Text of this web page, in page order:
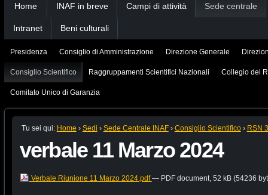
Home INAF in breve Campi di attività Sede centrale
Intranet Beni culturali
Presidenza Consiglio di Amministrazione Direzione Generale
Consiglio Scientifico Raggruppamenti Scientifici Nazionali Collegio dei
Comitato Unico di Garanzia
Tu sei qui: Home › Sedi › Sede Centrale INAF › Consiglio Scientifico › RSN 3
verbale 11 Marzo 2024
Verbale Riunione 11 Marzo 2024.pdf— PDF document, 52 kB (54236